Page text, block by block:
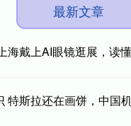
最新文章
海戴上AI眼镜逛展，读
特斯拉还在画饼，中国